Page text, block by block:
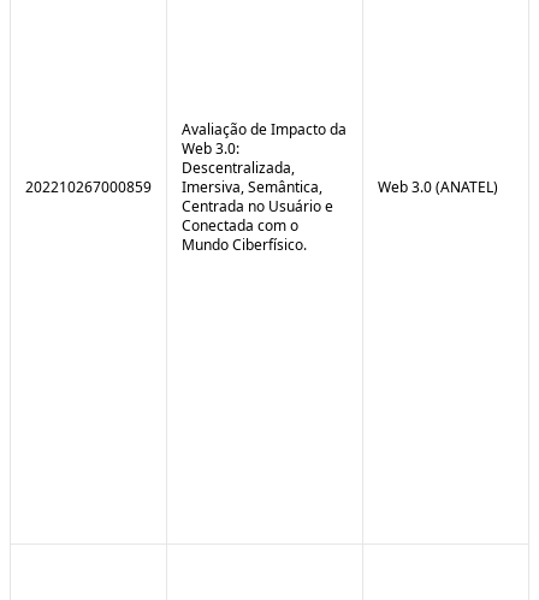
202210267000859
Avaliação de Impacto da
Web 3.0:
Descentralizada,
Imersiva, Semântica,
Centrada no Usuário e
Conectada com o
Mundo Ciberfísico.
Web 3.0 (ANATEL)